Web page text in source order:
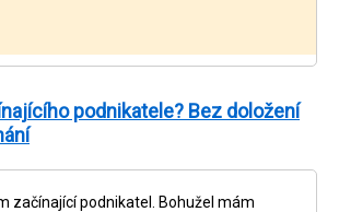
podnikatele? Bez doložení
začínající podnikatel. Bohužel mám